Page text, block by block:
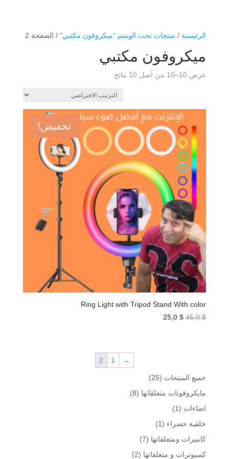
الرئيسية / منتجات تحت الوسم “ميكروفون مكتبي”/ الصفحة 2
ميكروفون مكتبي
عرض 10–10 من أصل 10 نتائج
تخفيض!
Ring Light with Tripod Stand With color
45,0$
السعر
25,0$
السعر
→
1
2
جميع المنتجات 25
25
منتج
مايكروفونات متعلقاتها 8
8
اضاءات 1
منتج
واحد
خلفية خضراء 1
منتج
واحد
كاميرات ومتعلقاتها 7
7
منتجات كمبيوترات و متعلقاتها 2
2